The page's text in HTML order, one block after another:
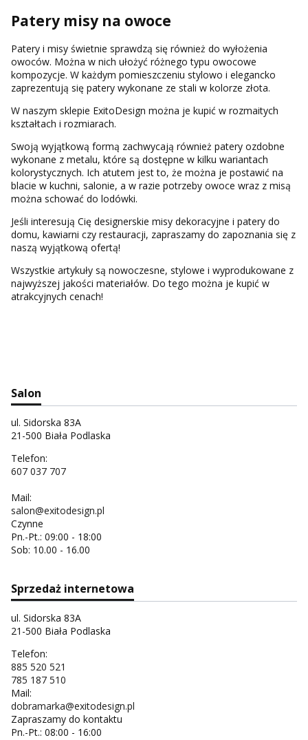
Patery misy na owoce
Patery i misy świetnie sprawdzą się również do wyłożenia
owoców. Można w nich ułożyć różnego typu owocowe
kompozycje. W każdym pomieszczeniu stylowo i elegancko
zaprezentują się patery wykonane ze stali w kolorze złota.
W naszym sklepie ExitoDesign można je kupić w rozmaitych
kształtach i rozmiarach.
Swoją wyjątkową formą zachwycają również patery ozdobne
wykonane z metalu, które są dostępne w kilku wariantach
kolorystycznych. Ich atutem jest to, że można je postawić na
blacie w kuchni, salonie, a w razie potrzeby owoce wraz z misą
można schować do lodówki.
Jeśli interesują Cię designerskie misy dekoracyjne i patery do
domu, kawiarni czy restauracji, zapraszamy do zapoznania się z
naszą wyjątkową ofertą!
Wszystkie artykuły są nowoczesne, stylowe i wyprodukowane z
najwyższej jakości materiałów. Do tego można je kupić w
atrakcyjnych cenach!
Salon
ul. Sidorska 83A
21-500 Biała Podlaska
Telefon:
607 037 707
Mail:
salon@exitodesign.pl
Czynne
Pn.-Pt.: 09:00 - 18:00
Sob: 10.00 - 16.00
Sprzedaż internetowa
ul. Sidorska 83A
21-500 Biała Podlaska
Telefon:
885 520 521
785 187 510
Mail:
dobramarka@exitodesign.pl
Zapraszamy do kontaktu
Pn.-Pt.: 08:00 - 16:00